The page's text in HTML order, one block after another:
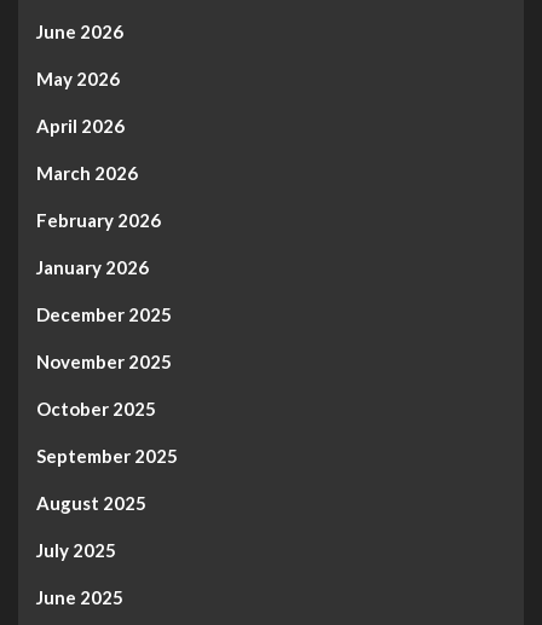
June 2026
May 2026
April 2026
March 2026
February 2026
January 2026
December 2025
November 2025
October 2025
September 2025
August 2025
July 2025
June 2025